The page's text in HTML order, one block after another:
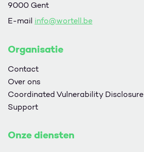
9000 Gent
E-mail info@wortell.be
Organisatie
Contact
Over ons
Coordinated Vulnerability Disclosure
Support
Onze diensten